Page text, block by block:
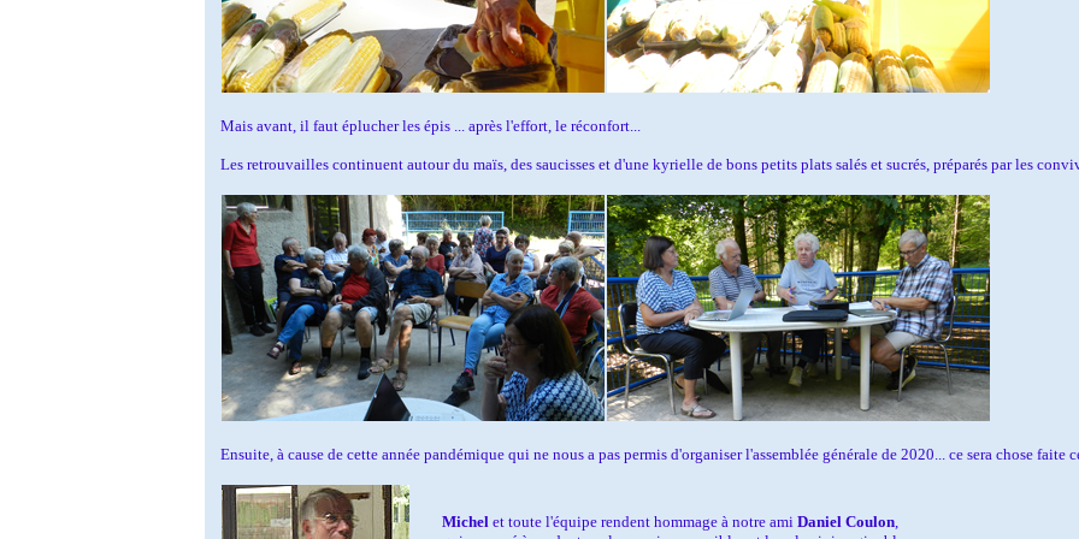
Mais avant, il faut éplucher les épis ... après l'effort, le réconfort...
Les retrouvailles continuent autour du maïs, des saucisses et d'une kyrielle de bons petits plats salés et sucrés, préparés par les
Ensuite, à cause de cette année pandémique qui ne nous a pas permis d'organiser l'assemblée générale de 2020... ce sera chose
Michel et toute l'équipe rendent hommage à notre ami Daniel Coulon,